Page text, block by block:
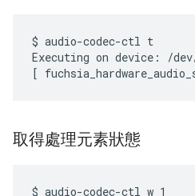
$ audio-codec-ctl t
Executing on device: /
取得處理元素狀態
$ audio-codec-ctl w 1